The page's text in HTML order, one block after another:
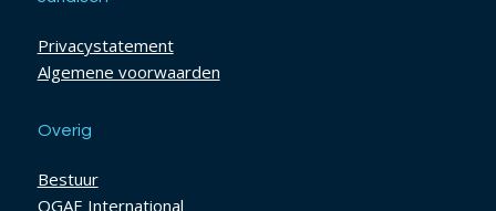
Privacystatement
Algemene voorwaarden
Overig
Bestuur
OGAE International